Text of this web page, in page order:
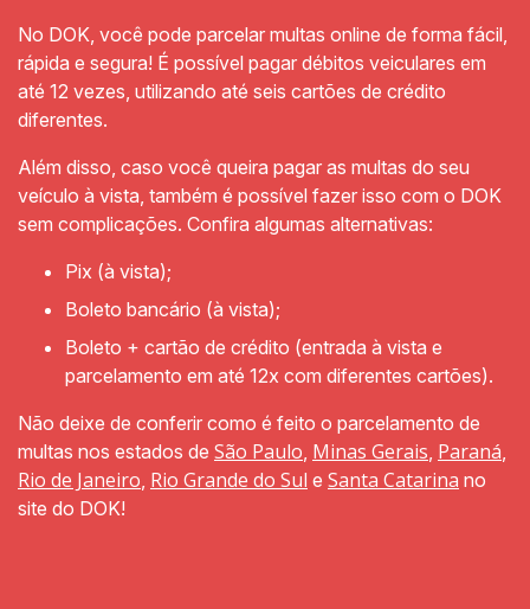
No DOK, você pode parcelar multas online de forma fácil,
rápida e segura! É possível pagar débitos veiculares em
até 12 vezes, utilizando até seis cartões de crédito
diferentes.
Além disso, caso você queira pagar as multas do seu
veículo à vista, também é possível fazer isso com o DOK
sem complicações. Confira algumas alternativas:
Pix (à vista);
Boleto bancário (à vista);
Boleto + cartão de crédito (entrada à vista e
parcelamento em até 12x com diferentes cartões).
Não deixe de conferir como é feito o parcelamento de
multas nos estados de São Paulo, Minas Gerais, Paraná,
Rio de Janeiro, Rio Grande do Sul e Santa Catarina no
site do DOK!